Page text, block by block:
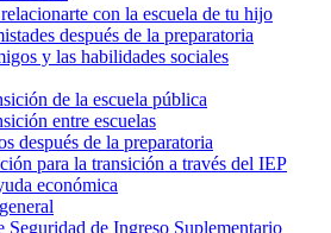
con la escuela de tu hijo
después de la preparatoria
y las habilidades sociales
de la escuela pública
entre escuelas
después de la preparatoria
para la transición a través del IEP
económica
Seguridad de Ingreso Suplementario